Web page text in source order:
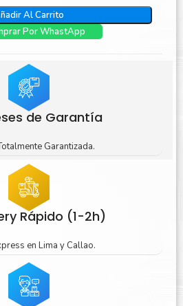
Al Carrito
Por WhastApp
de Garantía
Garantizada.
Rápido (1-2h)
en Lima y Callao.